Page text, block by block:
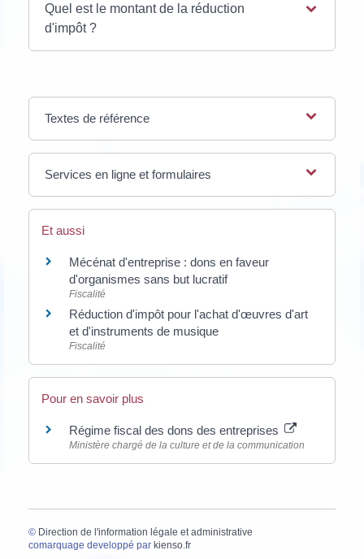
Quel est le montant de la réduction
d'impôt ?
Textes de référence
Services en ligne et formulaires
Et aussi
Mécénat d'entreprise : dons en faveur
d'organismes sans but lucratif
Fiscalité
Réduction d'impôt pour l'achat d'œuvres d'art
et d'instruments de musique
Fiscalité
Pour en savoir plus
Régime fiscal des dons des entreprises
Ministère chargé de la culture et de la communication
© Direction de l'information légale et administrative
comarquage developpé par kienso.fr